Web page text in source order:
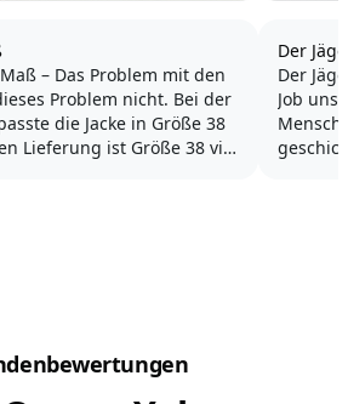
– Das Problem mit den
Problem nicht. Bei der
die Jacke in Größe 38
Lieferung ist Größe 38 viel
Der
Der
Job